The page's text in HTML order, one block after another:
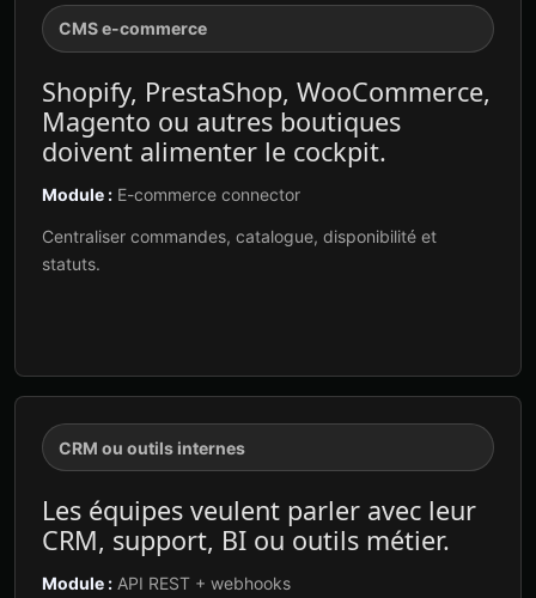
CMS e-commerce
Shopify, PrestaShop, WooCommerce,
Magento ou autres boutiques
doivent alimenter le cockpit.
Module : E-commerce connector
Centraliser commandes, catalogue, disponibilité et
statuts.
CRM ou outils internes
Les équipes veulent parler avec leur
CRM, support, BI ou outils métier.
Module : API REST + webhooks